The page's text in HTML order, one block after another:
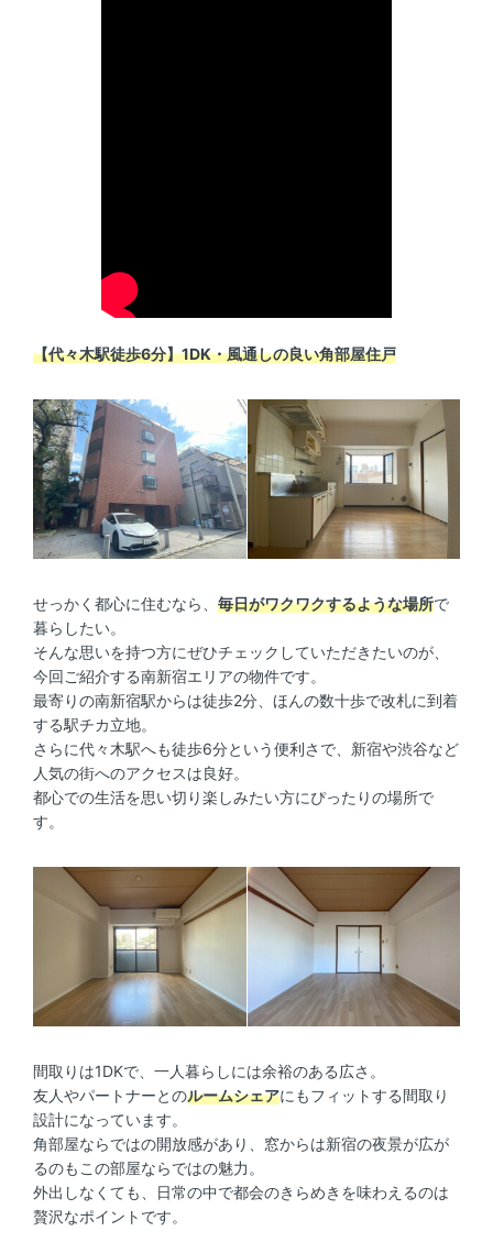
【代々木駅徒歩6分】1DK・風通しの良い角部屋住戸
せっかく都心に住むなら、 毎日がワクワクするような場所で
暮らしたい。
そんな思いを持つ方にぜひチェックしていただきたいのが、
今回ご紹介する南新宿エリアの物件です。
最寄りの南新宿駅からは徒歩2分、ほんの数十歩で改札に到着
する駅チカ立地。
さらに代々木駅へも徒歩6分という便利さで、新宿や渋谷など
人気の街へのアクセスは良好。
都心での生活を思い切り楽しみたい方にぴったりの場所で
す。
間取りは1DKで、一人暮らしには余裕のある広さ。
友人やパートナーとのルームシェアにもフィットする間取り
設計になっています。
角部屋ならではの開放感があり、窓からは新宿の夜景が広が
るのもこの部屋ならではの魅力。
外出しなくても、日常の中で都会のきらめきを味わえるのは
贅沢なポイントです。